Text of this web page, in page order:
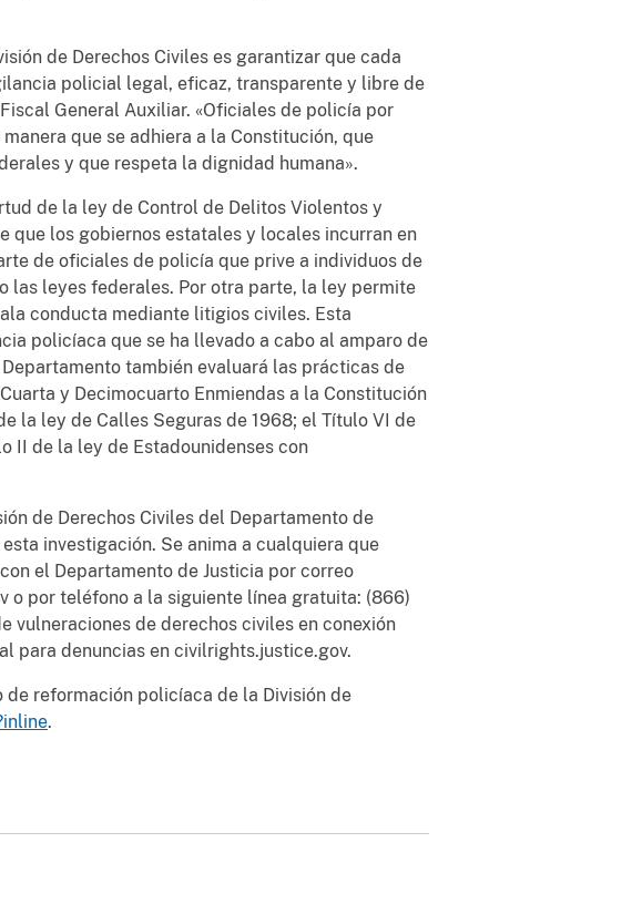
de Derechos Civiles es garantizar que cada
policial legal, eficaz, transparente y libre de
General Auxiliar. «Oficiales de policía por
que se adhiera a la Constitución, que
y que respeta la dignidad humana».
de la ley de Control de Delitos Violentos y
que los gobiernos estatales y locales incurran en
de oficiales de policía que prive a individuos de
las leyes federales. Por otra parte, la ley permite
conducta mediante litigios civiles. Esta
policíaca que se ha llevado a cabo al amparo de
también evaluará las prácticas de
y Decimocuarto Enmiendas a la Constitución
la ley de Calles Seguras de 1968; el Título VI de
II de la ley de Estadounidenses con
de Derechos Civiles del Departamento de
investigación. Se anima a cualquiera que
el Departamento de Justicia por correo
o por teléfono a la siguiente línea gratuita: (866)
vulneraciones de derechos civiles en conexión
para denuncias en civilrights.justice.gov.
reformación policíaca de la División de
.